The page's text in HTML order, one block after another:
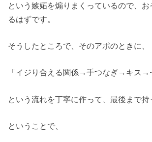
という嫉妬を煽りまくっているので、お
るはずです。
そうしたところで、そのアポのときに、
「イジり合える関係→手つなぎ→キス→
という流れを丁寧に作って、最後まで持
ということで、